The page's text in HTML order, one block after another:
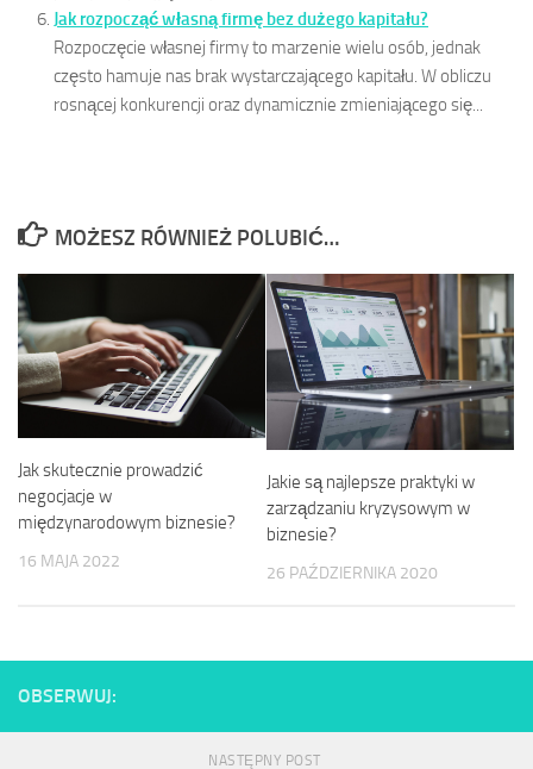
Jak rozpocząć własną firmę bez dużego kapitału?
Rozpoczęcie własnej firmy to marzenie wielu osób, jednak
często hamuje nas brak wystarczającego kapitału. W obliczu
rosnącej konkurencji oraz dynamicznie zmieniającego się...
MOŻESZ RÓWNIEŻ POLUBIĆ…
Jak skutecznie prowadzić
negocjacje w
międzynarodowym biznesie?
16 MAJA 2022
Jakie są najlepsze praktyki w
zarządzaniu kryzysowym w
biznesie?
26 PAŹDZIERNIKA 2020
OBSERWUJ:
NASTĘPNY POST